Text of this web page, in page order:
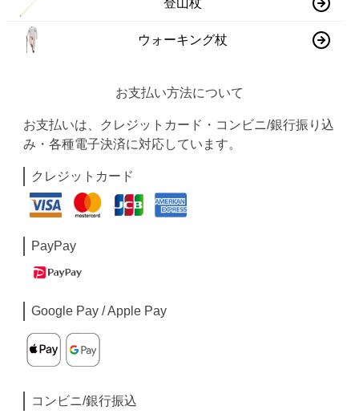
ウォーキング杖
お支払い方法について
お支払いは、クレジットカード・コンビニ/銀行振り込
み・各種電子決済に対応しています。
クレジットカード
PayPay
Google Pay / Apple Pay
コンビニ/銀行振込